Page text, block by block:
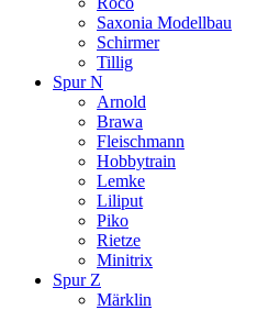
Saxonia Modellbau
Schirmer
Tillig
Spur N
Arnold
Brawa
Fleischmann
Hobbytrain
Lemke
Liliput
Piko
Rietze
Minitrix
Spur Z
Märklin